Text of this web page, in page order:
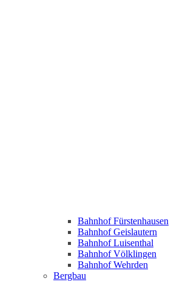
Bahnhof Fürstenhausen
Bahnhof Geislautern
Bahnhof Luisenthal
Bahnhof Völklingen
Bahnhof Wehrden
Bergbau